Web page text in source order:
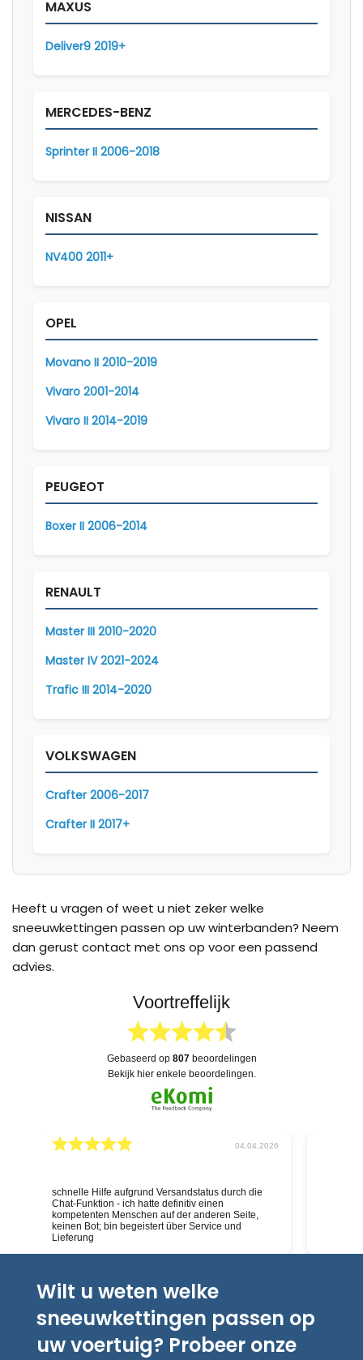
MAXUS
Deliver9 2019+
MERCEDES-BENZ
Sprinter II 2006-2018
NISSAN
NV400 2011+
OPEL
Movano II 2010-2019
Vivaro 2001-2014
Vivaro II 2014-2019
PEUGEOT
Boxer II 2006-2014
RENAULT
Master III 2010-2020
Master IV 2021-2024
Trafic III 2014-2020
VOLKSWAGEN
Crafter 2006-2017
Crafter II 2017+
Heeft u vragen of weet u niet zeker welke
sneeuwkettingen passen op uw winterbanden? Neem
dan gerust contact met ons op voor een passend
advies.
Voortreffelijk
gebaseerd op 807beoordelingen
bekijk hier enkele beoordelingen.
04.04.2026
schnelle Hilfe aufgrund Versandstatus durch die
Chat-Funktion - ich hatte definitiv einen
kompetenten Menschen auf der anderen Seite,
keinen Bot; bin begeistert über Service und
Lieferung
Wilt u weten welke
sneeuwkettingen passen op
uw voertuig? Probeer onze